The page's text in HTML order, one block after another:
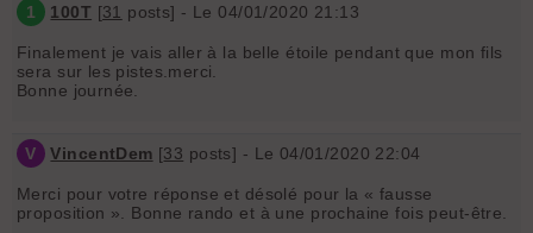
1 100T [31 posts] - Le 04/01/2020 21:13
Finalement je vais aller à la belle étoile pendant que mon fils
sera sur les pistes.merci.
Bonne journée.
V VincentDem [33 posts] - Le 04/01/2020 22:04
Merci pour votre réponse et désolé pour la « fausse
proposition ». Bonne rando et à une prochaine fois peut-être.